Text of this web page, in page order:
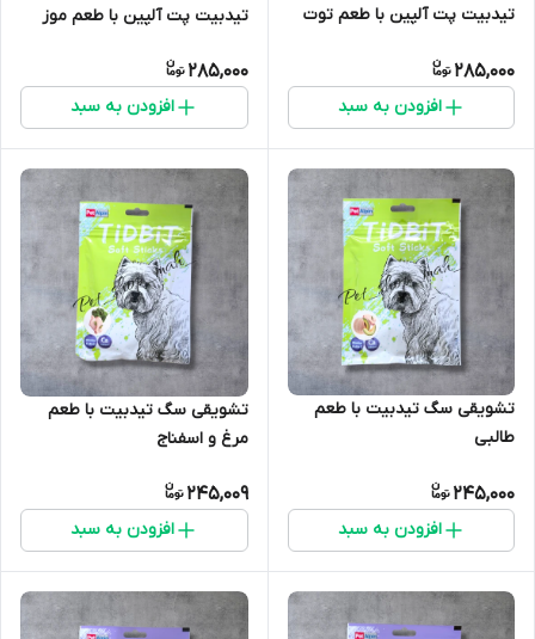
تیدبیت پت آلپین با طعم توت
285,000
افزودن به سبد
تیدبیت پت آلپین با طعم موز
285,000
افزودن به سبد
تشویقی سگ تیدبیت با طعم
طالبی
245,000
افزودن به سبد
تشویقی سگ تیدبیت با طعم
مرغ و اسفناج
245,009
افزودن به سبد